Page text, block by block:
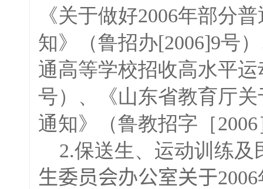
《关于做好2006年部分
知》（鲁招办[2006]9号
通高等学校招收高水平
号）、《山东省教育厅
通知》（鲁教招字［
2.保送生、运动训练及
生委员会办公室关于